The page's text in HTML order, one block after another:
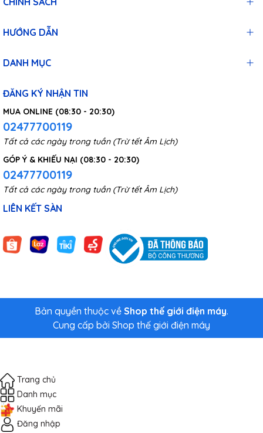
HƯỚNG DẪN
DANH MỤC
ĐĂNG KÝ NHẬN TIN
MUA ONLINE (08:30 - 20:30)
02477700119
Tất cả các ngày trong tuần (Trừ tết Âm Lịch)
GÓP Ý & KHIẾU NẠI (08:30 - 20:30)
02477700119
Tất cả các ngày trong tuần (Trừ tết Âm Lịch)
LIÊN KẾT SÀN
Bản quyền thuộc về Shop thế giới điện máy.
Cung cấp bởi Shop thế giới điện máy
Trang chủ
Danh mục
Khuyến mãi
Đăng nhập